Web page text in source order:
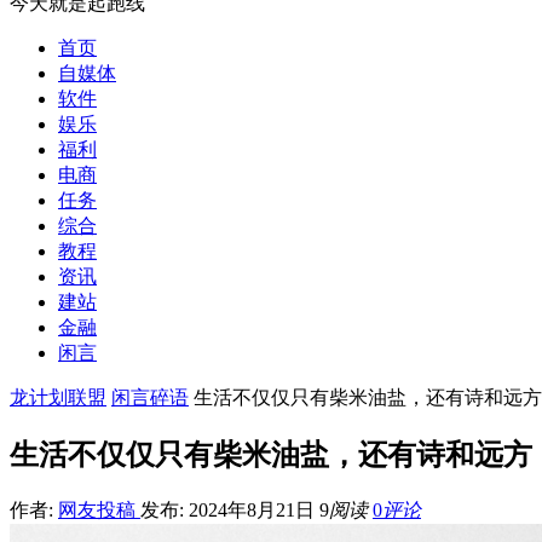
首页
自媒体
软件
娱乐
福利
电商
任务
综合
教程
资讯
建站
金融
闲言
龙计划联盟 闲言碎语 生活不仅仅只有柴米油盐，还有诗和远
生活不仅仅只有柴米油盐，还有诗和远方
作者: 网友投稿 发布: 2024年8月21日 9阅读 0评论